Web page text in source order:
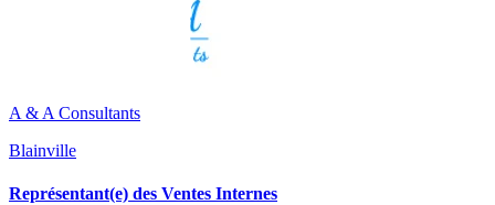
A & A Consultants
Blainville
Représentant(e) des Ventes Internes